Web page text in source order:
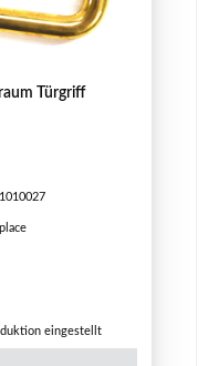
Türgriff
Preis:
eingestellt